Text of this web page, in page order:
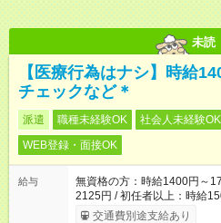
未読
【医療行為はナシ】時給
チェックなど＊
派遣 職種未経験OK 社会人未経験OK
WEB登録・面接OK
給与
無資格の方：時給1400円～
2125円 / 初任者以上：時給
交通費別途支給あり